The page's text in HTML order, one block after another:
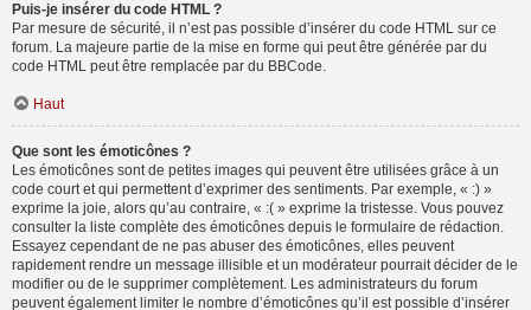
Puis-je insérer du code HTML ?
Par mesure de sécurité, il n’est pas possible d’insérer du code HTML sur ce
forum. La majeure partie de la mise en forme qui peut être générée par du
code HTML peut être remplacée par du BBCode.
Haut
Que sont les émoticônes ?
Les émoticônes sont de petites images qui peuvent être utilisées grâce à un
code court et qui permettent d’exprimer des sentiments. Par exemple, « :) »
exprime la joie, alors qu’au contraire, « :( » exprime la tristesse. Vous pouvez
consulter la liste complète des émoticônes depuis le formulaire de rédaction.
Essayez cependant de ne pas abuser des émoticônes, elles peuvent
rapidement rendre un message illisible et un modérateur pourrait décider de le
modifier ou de le supprimer complètement. Les administrateurs du forum
peuvent également limiter le nombre d’émoticônes qu’il est possible d’insérer